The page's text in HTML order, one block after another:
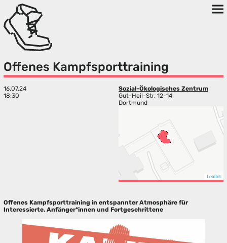
Offenes Kampfsporttraining
16.07.24
18:30
Sozial-Ökologisches Zentrum
Gut-Heil-Str. 12-14
Dortmund
Leaflet
Offenes Kampfsporttraining in entspannter Atmosphäre für
Interessierte, Anfänger*innen und Fortgeschrittene